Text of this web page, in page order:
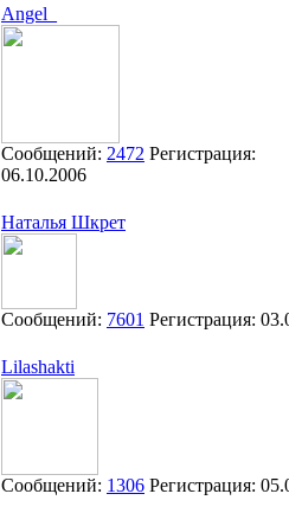
Angel_
Сообщений: 2472 Регистрация:
06.10.2006
Наталья Шкрет
Сообщений: 7601 Регистрация:
Lilashakti
Сообщений: 1306 Регистрация: